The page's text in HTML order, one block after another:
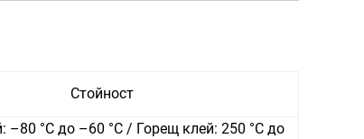
Стойност
–80 °C до –60 °C / Горещ клей: 250 °C до